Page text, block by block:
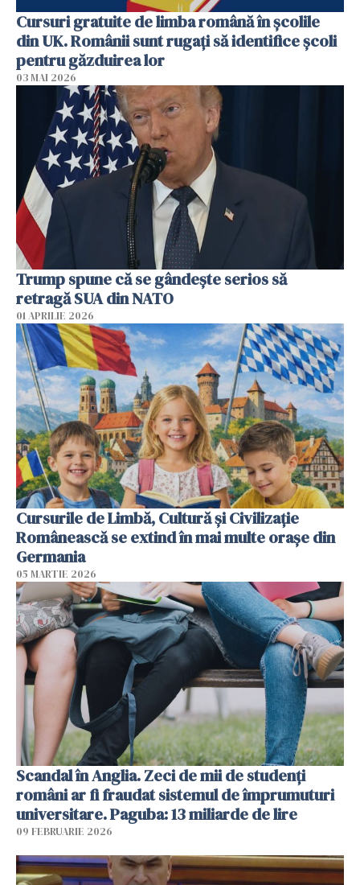
Cursuri gratuite de limba română în școlile
din UK. Românii sunt rugați să identifice școli
pentru găzduirea lor
03 MAI 2026
Trump spune că se gândeşte serios să
retragă SUA din NATO
01 APRILIE 2026
Cursurile de Limbă, Cultură și Civilizație
Românească se extind în mai multe orașe din
Germania
05 MARTIE 2026
Scandal în Anglia. Zeci de mii de studenți
români ar fi fraudat sistemul de împrumuturi
universitare. Paguba: 13 miliarde de lire
09 FEBRUARIE 2026